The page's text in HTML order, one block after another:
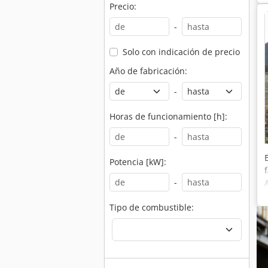
Precio:
-
Solo con indicación de precio
Año de fabricación:
-
Horas de funcionamiento [h]:
-
Potencia [kW]:
-
Tipo de combustible: